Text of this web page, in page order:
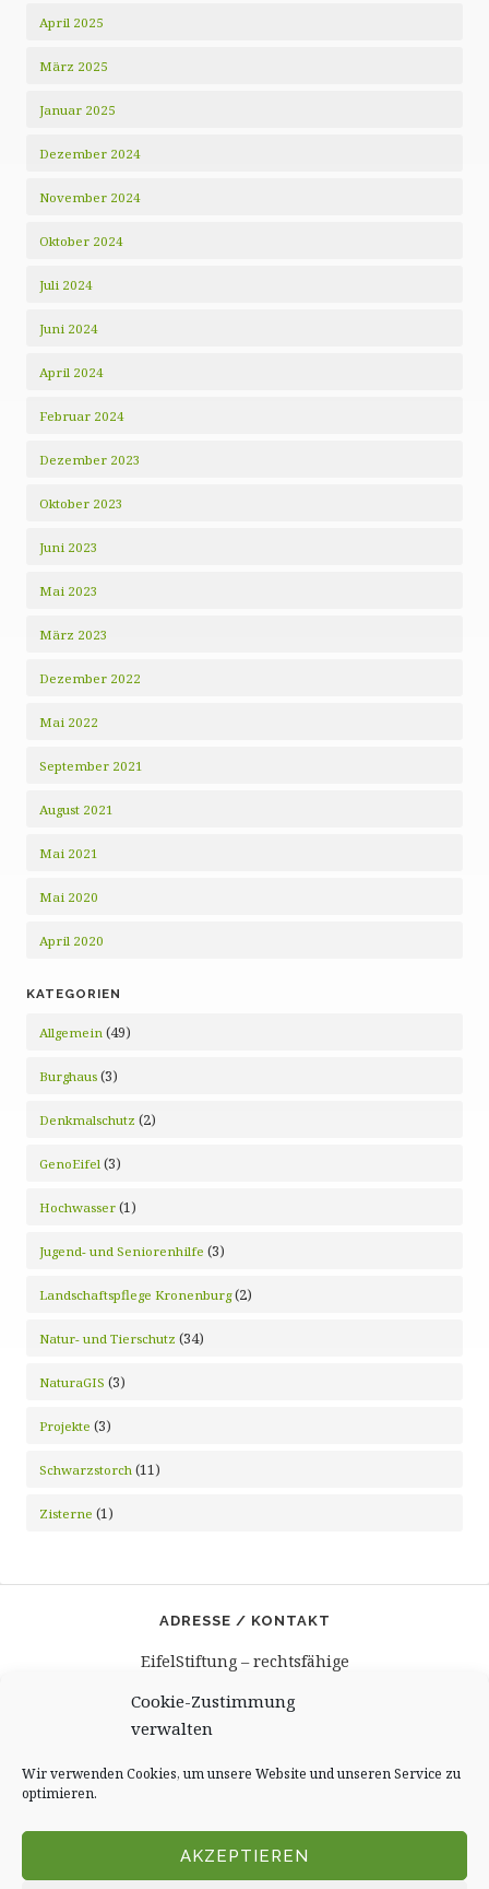
Cookie-Zustimmung
verwalten
Wir verwenden Cookies, um unsere Website und unseren Service zu
optimieren.
AKZEPTIEREN
April 2025
März 2025
Januar 2025
Dezember 2024
November 2024
Oktober 2024
Juli 2024
Juni 2024
April 2024
Februar 2024
Dezember 2023
Oktober 2023
Juni 2023
Mai 2023
März 2023
Dezember 2022
Mai 2022
September 2021
August 2021
Mai 2021
Mai 2020
April 2020
KATEGORIEN
Allgemein (49)
Burghaus (3)
Denkmalschutz (2)
GenoEifel (3)
Hochwasser (1)
Jugend- und Seniorenhilfe (3)
Landschaftspflege Kronenburg(2)
Natur- und Tierschutz (34)
NaturaGIS (3)
Projekte (3)
Schwarzstorch (11)
Zisterne (1)
ADRESSE / KONTAKT
EifelStiftung – rechtsfähige
Burghaus und Villa Kronenburg
Burgbering 12
53949 Dahlem – Kronenburg